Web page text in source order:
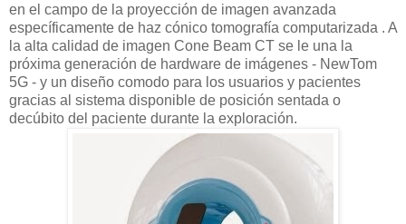
en el campo de la proyección de imagen avanzada
específicamente de haz cónico tomografía computarizada . A
la alta calidad de imagen Cone Beam CT se le una la
próxima generación de hardware de imágenes - NewTom
5G - y un diseño comodo para los usuarios y pacientes
gracias al sistema disponible de posición sentada o
decúbito del paciente durante la exploración.